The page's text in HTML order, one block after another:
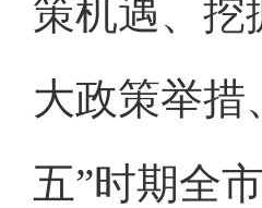
策机遇、挖
大政策举措
五”时期全